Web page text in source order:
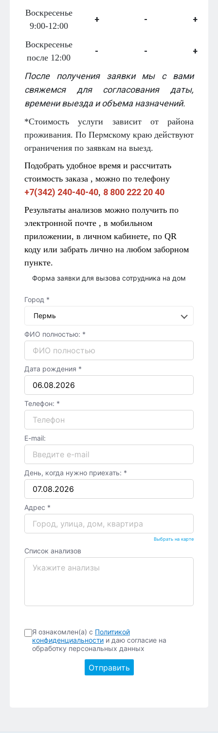
Воскресенье
9:00-12:00
+ - +
Воскресенье
после 12:00
- - +
После получения заявки мы с вами
свяжемся для согласования даты,
времени выезда и объема назначений.
*Стоимость услуги зависит от района
проживания. По Пермскому краю действуют
ограничения по заявкам на выезд.
Подобрать удобное время и рассчитать
стоимость заказа , можно по телефону
+7(342) 240-40-40, 8 800 222 20 40
Результаты анализов можно получить по
электронной почте , в мобильном
приложении, в личном кабинете, по QR
коду или забрать лично на любом заборном
пункте.
Форма заявки для вызова сотрудника на дом
Город *
Пермь
ФИО полностью: *
Дата рождения *
Телефон: *
E-mail:
День, когда нужно приехать: *
Адрес *
Выбрать на карте
Список анализов
Я ознакомлен(а) с Политикой
конфиденциальности и даю согласие на
обработку персональных данных
Отправить